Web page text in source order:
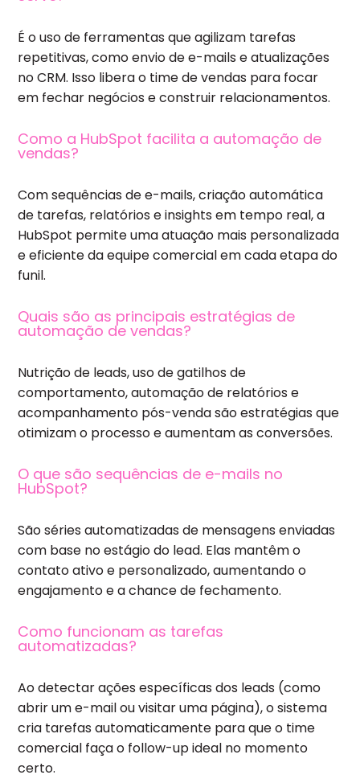
É o uso de ferramentas que agilizam tarefas
repetitivas, como envio de e-mails e atualizações
no CRM. Isso libera o time de vendas para focar
em fechar negócios e construir relacionamentos.
Como a HubSpot facilita a automação de
vendas?
Com sequências de e-mails, criação automática
de tarefas, relatórios e insights em tempo real, a
HubSpot permite uma atuação mais personalizada
e eficiente da equipe comercial em cada etapa do
funil.
Quais são as principais estratégias de
automação de vendas?
Nutrição de leads, uso de gatilhos de
comportamento, automação de relatórios e
acompanhamento pós-venda são estratégias que
otimizam o processo e aumentam as conversões.
O que são sequências de e-mails no
HubSpot?
São séries automatizadas de mensagens enviadas
com base no estágio do lead. Elas mantêm o
contato ativo e personalizado, aumentando o
engajamento e a chance de fechamento.
Como funcionam as tarefas
automatizadas?
Ao detectar ações específicas dos leads (como
abrir um e-mail ou visitar uma página), o sistema
cria tarefas automaticamente para que o time
comercial faça o follow-up ideal no momento
certo.